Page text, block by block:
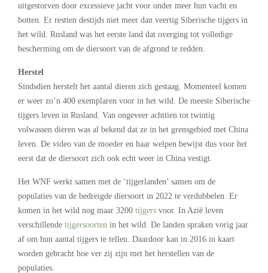
uitgestorven door excessieve jacht voor onder meer hun vacht en
botten. Er restten destijds niet meer dan veertig Siberische tijgers in
het wild. Rusland was het eerste land dat overging tot volledige
bescherming om de diersoort van de afgrond te redden.
Herstel
Sindsdien herstelt het aantal dieren zich gestaag. Momenteel komen
er weer zo’n 400 exemplaren voor in het wild. De meeste Siberische
tijgers leven in Rusland. Van ongeveer achttien tot twintig
volwassen dieren was al bekend dat ze in het grensgebied met China
leven. De video van de moeder en haar welpen bewijst dus voor het
eerst dat de diersoort zich ook echt weer in China vestigt.
Het WNF werkt samen met de ‘tijgerlanden’ samen om de
populaties van de bedreigde diersoort in 2022 te verdubbelen. Er
komen in het wild nog maar 3200 tijgers voor. In Azië leven
verschillende tijgersoorten in het wild. De landen spraken vorig jaar
af om hun aantal tijgers te tellen. Daardoor kan in 2016 in kaart
worden gebracht hoe ver zij zijn met het herstellen van de
populaties.